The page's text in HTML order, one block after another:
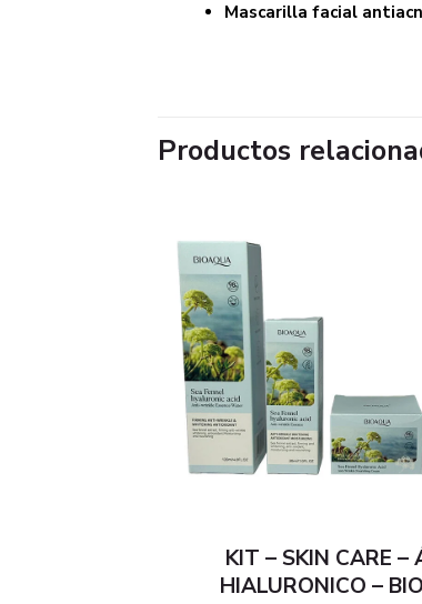
Mascarilla facial
Productos
KIT – SKIN CARE –
HIALURONICO –